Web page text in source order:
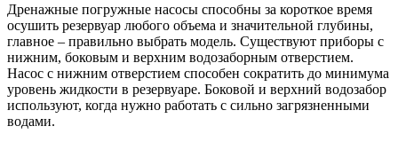
Дренажные погружные насосы способны за короткое время
осушить резервуар любого объема и значительной глубины,
главное – правильно выбрать модель. Существуют приборы с
нижним, боковым и верхним водозаборным отверстием.
Насос с нижним отверстием способен сократить до минимума
уровень жидкости в резервуаре. Боковой и верхний водозабор
используют, когда нужно работать с сильно загрязненными
водами.